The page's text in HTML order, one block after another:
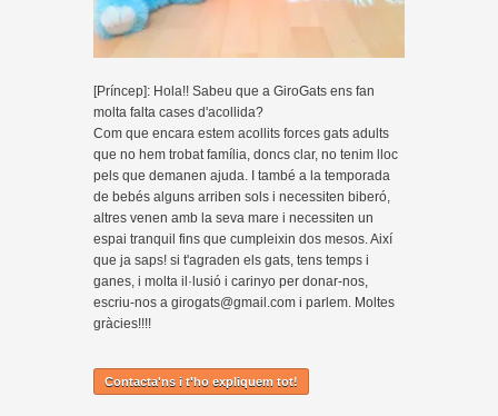
[Príncep]: Hola!! Sabeu que a GiroGats ens fan
molta falta cases d'acollida?
Com que encara estem acollits forces gats adults
que no hem trobat família, doncs clar, no tenim lloc
pels que demanen ajuda. I també a la temporada
de bebés alguns arriben sols i necessiten biberó,
altres venen amb la seva mare i necessiten un
espai tranquil fins que cumpleixin dos mesos. Així
que ja saps! si t'agraden els gats, tens temps i
ganes, i molta il·lusió i carinyo per donar-nos,
escriu-nos a girogats@gmail.com i parlem. Moltes
gràcies!!!!
Contacta'ns i t'ho expliquem tot!